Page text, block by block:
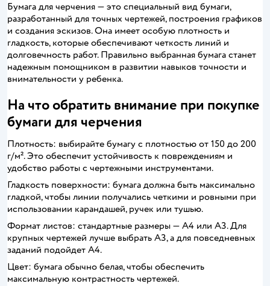
Бумага для черчения — это специальный вид бумаги,
разработанный для точных чертежей, построения графиков
и создания эскизов. Она имеет особую плотность и
гладкость, которые обеспечивают четкость линий и
долговечность работ. Правильно выбранная бумага станет
надежным помощником в развитии навыков точности и
внимательности у ребенка.
На что обратить внимание при покупке
бумаги для черчения
Плотность: выбирайте бумагу с плотностью от 150 до 200
г/м². Это обеспечит устойчивость к повреждениям и
удобство работы с чертежными инструментами.
Гладкость поверхности: бумага должна быть максимально
гладкой, чтобы линии получались четкими и ровными при
использовании карандашей, ручек или тушью.
Формат листов: стандартные размеры — А4 или А3. Для
крупных чертежей лучше выбрать А3, а для повседневных
заданий подойдет А4.
Цвет: бумага обычно белая, чтобы обеспечить
максимальную контрастность чертежей.